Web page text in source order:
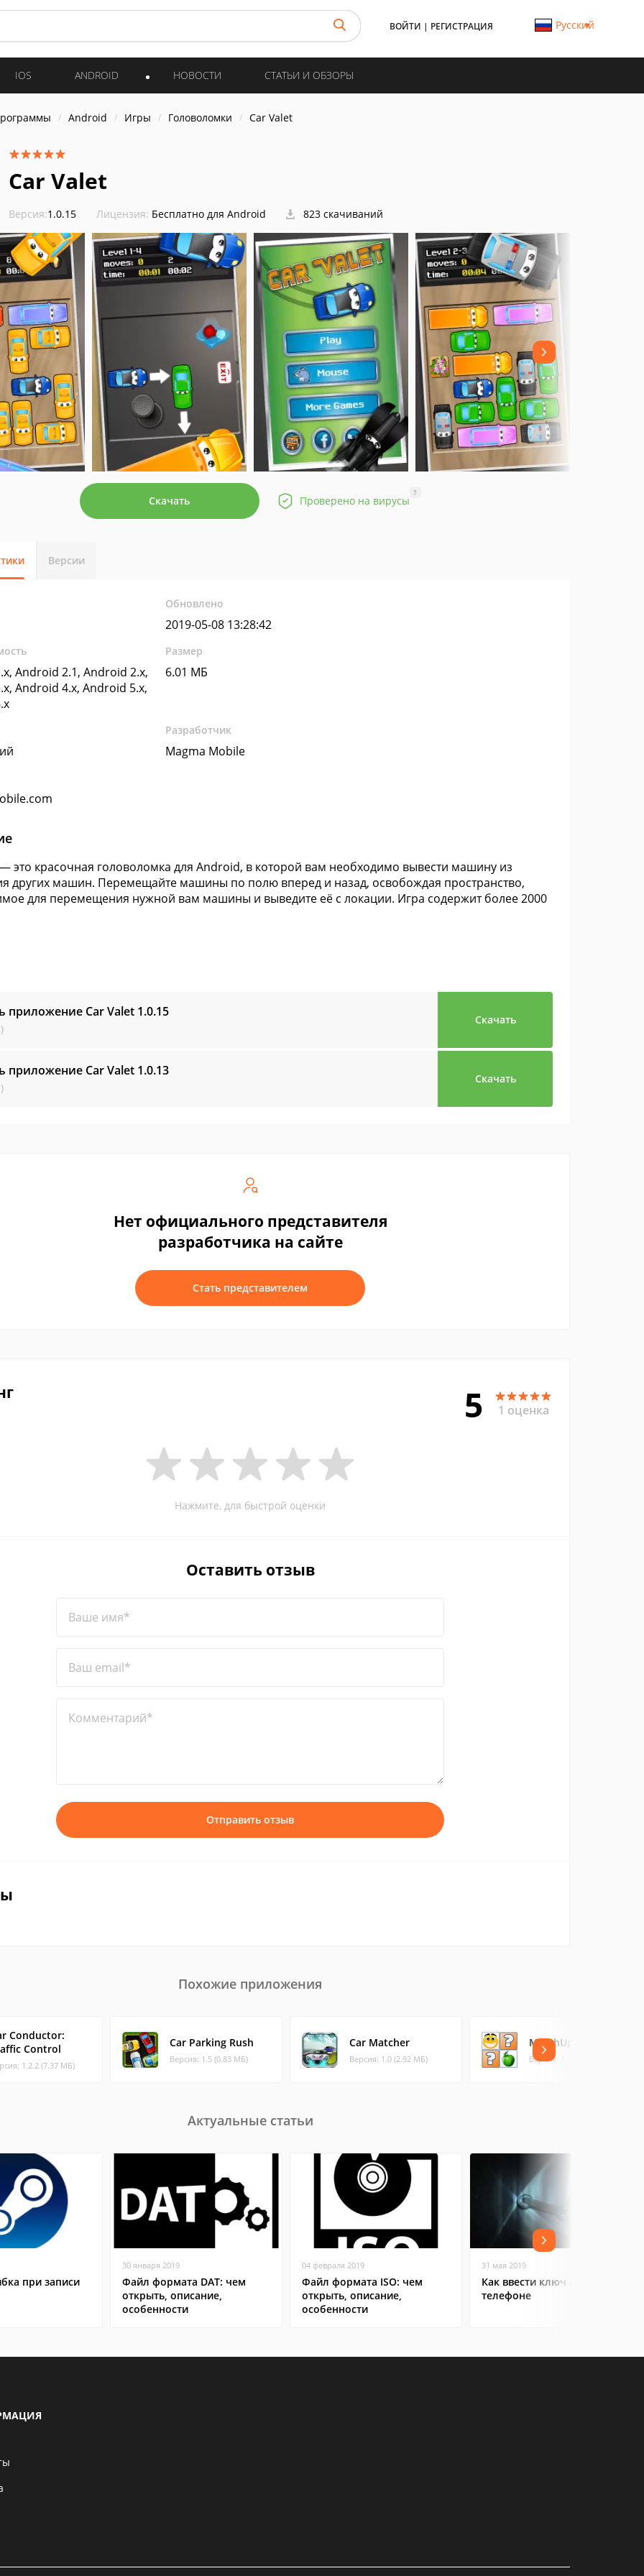
ВОЙТИ | РЕГИСТРАЦИЯ Русский
IOS ANDROID НОВОСТИ СТАТЬИ И ОБЗОРЫ
Android Игры Головоломки Car Valet
Car Valet
Версия:1.0.15 Лицензия: Бесплатно для Android 823 скачиваний
Скачать Проверено на вирусы
?
Версии
Обновлено
2019-05-08 13:28:42
Android 2.1, Android 2.x,
Android 4.x, Android 5.x,
Размер
6.01 МБ
Разработчик
Magma Mobile
это красочная головоломка для Android, в которой вам необходимо вывести машину из
других машин. Перемещайте машины по полю вперед и назад, освобождая пространство,
для перемещения нужной вам машины и выведите её с локации. Игра содержит более 2000
приложение Car Valet 1.0.15
Скачать
приложение Car Valet 1.0.13
Скачать
Нет официального представителя
разработчика на сайте
Стать представителем
5 1 оценка
Нажмите, для быстрой оценки
Оставить отзыв
Ваше имя*
Ваш email*
Комментарий*
Отправить отзыв
Похожие приложения
Conductor:
Control
1.2.2 (7.37 МБ)
Car Parking Rush
Версия: 1.5 (0.83 МБ)
Car Matcher
Версия: 1.0 (2.92 МБ)
MatchUp
Версия: 1.0.18 (9.33 МБ)
Актуальные статьи
при записи
30 января 2019
Файл формата DAT: чем
открыть, описание,
особенности
04 февраля 2019
Файл формата ISO: чем
открыть, описание,
особенности
31 мая 2019
Как ввести ключ в Steam на
телефоне